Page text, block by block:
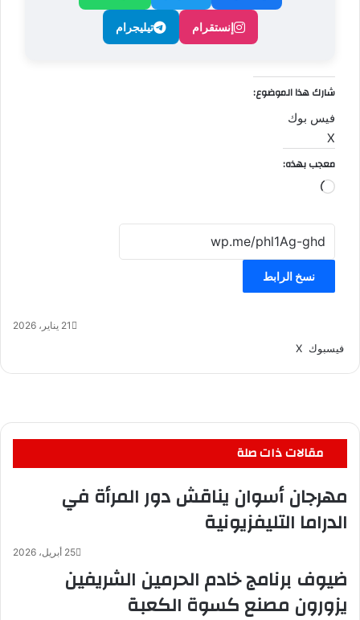
إنستقرام تيليجرام
شارك هذا الموضوع:
فيس بوك
X
معجب بهذه:
جاري
نسخ الرابط
21 يناير، 2026
فيسبوك ‫X
مقالات ذات صلة
مهرجان أسوان يناقش دور المرأة في
الدراما التليفزيونية
25 أبريل، 2026
ضيوف برنامج خادم الحرمين الشريفين
يزورون مصنع كسوة الكعبة